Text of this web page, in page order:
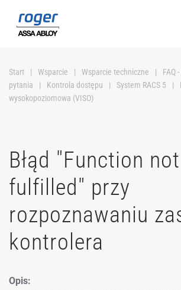
Przejdź do głównej treści
Start Wsparcie Wsparcie techniczne
FAQ
pytania
Kontrola dostępu System RACS 5
wysokopoziomowa (VISO)
Błąd "Function not
fulfilled" przy
rozpoznawaniu
kontrolera
Opis: